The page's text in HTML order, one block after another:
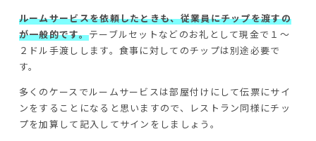
ルームサービスを依頼したときも、従業員にチップを渡すの
が一般的です。テーブルセットなどのお礼として現金で１～
２ドル手渡しします。食事に対してのチップは別途必要で
す。
多くのケースでルームサービスは部屋付けにして伝票にサイ
ンをすることになると思いますので、レストラン同様にチッ
プを加算して記入してサインをしましょう。